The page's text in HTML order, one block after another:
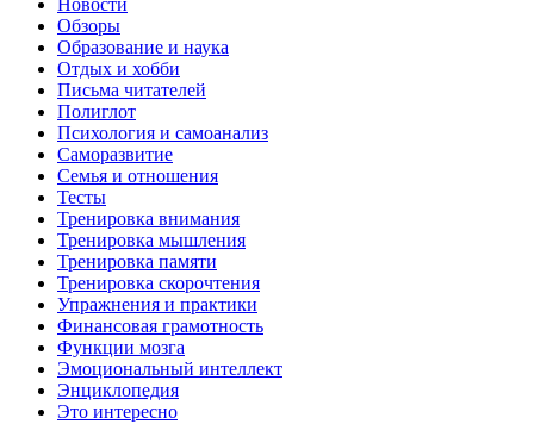
Новости
Обзоры
Образование и наука
Отдых и хобби
Письма читателей
Полиглот
Психология и самоанализ
Саморазвитие
Семья и отношения
Тесты
Тренировка внимания
Тренировка мышления
Тренировка памяти
Тренировка скорочтения
Упражнения и практики
Финансовая грамотность
Функции мозга
Эмоциональный интеллект
Энциклопедия
Это интересно